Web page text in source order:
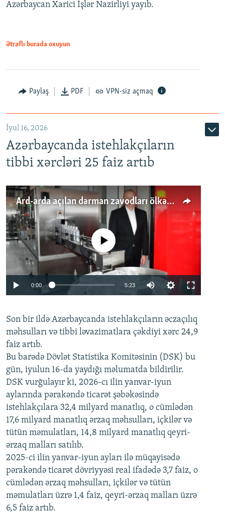
Azərbaycan Xarici İşlər Nazirliyi yayıb.
Ətraflı burada oxuyun
Paylaş PDF VPN-siz açmaq
İyul 16, 2026
Azərbaycanda istehlakçıların
tibbi xərcləri 25 faiz artıb
Ard-arda açılan dərman zavodları ölkənin tələbatını ödəyirmi?
Auto 240p 360p 480p
720p 1080p
No media source currently available
0:00 5:23
360p
480p
720p
1080p
Son bir ildə Azərbaycanda istehlakçıların əczaçılıq
məhsulları və tibbi ləvazimatlara çəkdiyi xərc 24,9
faiz artıb.
Bu barədə Dövlət Statistika Komitəsinin (DSK) bu
gün, iyulun 16-da yaydığı məlumatda bildirilir.
DSK vurğulayır ki, 2026-cı ilin yanvar-iyun
aylarında pərakəndə ticarət şəbəkəsində
istehlakçılara 32,4 milyard manatlıq, o cümlədən
17,6 milyard manatlıq ərzaq məhsulları, içkilər və
tütün məmulatları, 14,8 milyard manatlıq qeyri-
ərzaq malları satılıb.
2025-ci ilin yanvar-iyun ayları ilə müqayisədə
pərakəndə ticarət dövriyyəsi real ifadədə 3,7 faiz, o
cümlədən ərzaq məhsulları, içkilər və tütün
məmulatları üzrə 1,4 faiz, qeyri-ərzaq malları üzrə
6,5 faiz artıb.